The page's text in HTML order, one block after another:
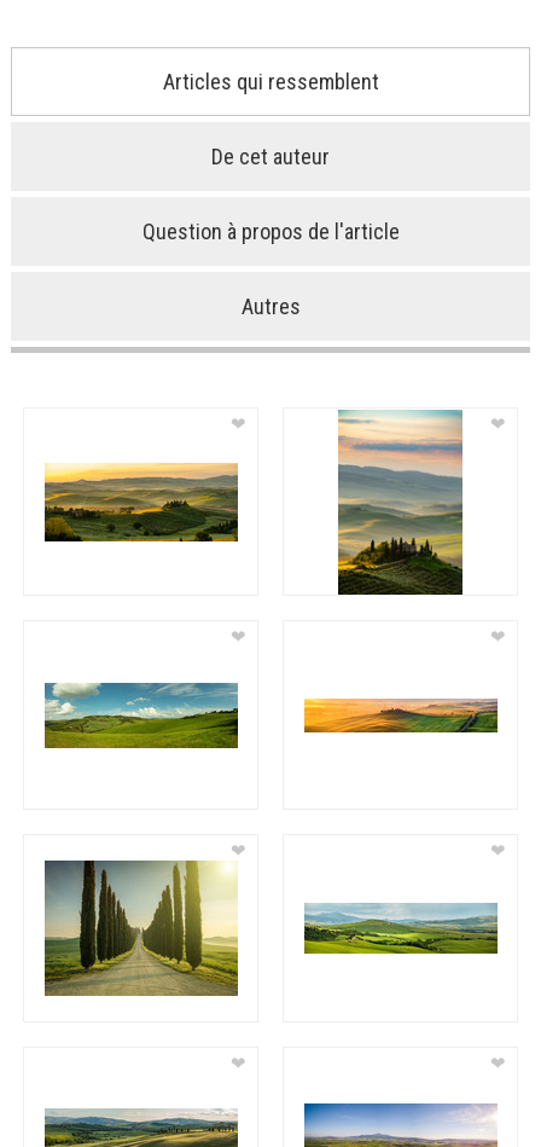
Articles qui ressemblent
De cet auteur
Question à propos de l'article
Autres
❤ ❤
❤ ❤
❤ ❤
❤ ❤